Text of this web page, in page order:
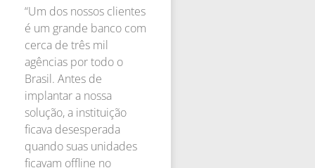
“Um dos nossos clientes
é um grande banco com
cerca de três mil
agências por todo o
Brasil. Antes de
implantar a nossa
solução, a instituição
ficava desesperada
quando suas unidades
ficavam offline no